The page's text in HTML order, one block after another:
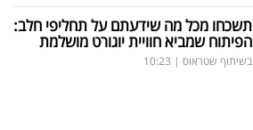
תשכחו מכל מה שידעתם על תחליפי חלב:
הפיתוח שמביא חוויית יוגורט מושלמת
בשיתוף שטראוס |
10:23